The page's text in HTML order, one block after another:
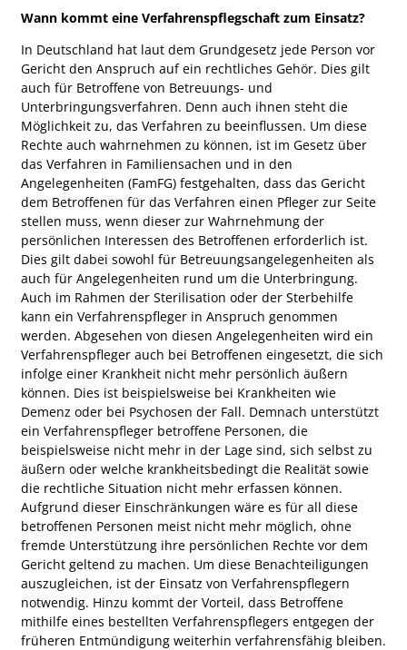
Wann kommt eine Verfahrenspflegschaft zum Einsatz?
In Deutschland hat laut dem Grundgesetz jede Person vor
Gericht den Anspruch auf ein rechtliches Gehör. Dies gilt
auch für Betroffene von Betreuungs- und
Unterbringungsverfahren. Denn auch ihnen steht die
Möglichkeit zu, das Verfahren zu beeinflussen. Um diese
Rechte auch wahrnehmen zu können, ist im Gesetz über
das Verfahren in Familiensachen und in den
Angelegenheiten (FamFG) festgehalten, dass das Gericht
dem Betroffenen für das Verfahren einen Pfleger zur Seite
stellen muss, wenn dieser zur Wahrnehmung der
persönlichen Interessen des Betroffenen erforderlich ist.
Dies gilt dabei sowohl für Betreuungsangelegenheiten als
auch für Angelegenheiten rund um die Unterbringung.
Auch im Rahmen der Sterilisation oder der Sterbehilfe
kann ein Verfahrenspfleger in Anspruch genommen
werden. Abgesehen von diesen Angelegenheiten wird ein
Verfahrenspfleger auch bei Betroffenen eingesetzt, die sich
infolge einer Krankheit nicht mehr persönlich äußern
können. Dies ist beispielsweise bei Krankheiten wie
Demenz oder bei Psychosen der Fall. Demnach unterstützt
ein Verfahrenspfleger betroffene Personen, die
beispielsweise nicht mehr in der Lage sind, sich selbst zu
äußern oder welche krankheitsbedingt die Realität sowie
die rechtliche Situation nicht mehr erfassen können.
Aufgrund dieser Einschränkungen wäre es für all diese
betroffenen Personen meist nicht mehr möglich, ohne
fremde Unterstützung ihre persönlichen Rechte vor dem
Gericht geltend zu machen. Um diese Benachteiligungen
auszugleichen, ist der Einsatz von Verfahrenspflegern
notwendig. Hinzu kommt der Vorteil, dass Betroffene
mithilfe eines bestellten Verfahrenspflegers entgegen der
früheren Entmündigung weiterhin verfahrensfähig bleiben.